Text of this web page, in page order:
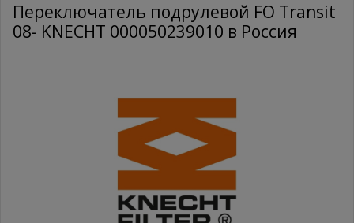
Переключатель подрулевой FO Transit
08- KNECHT 000050239010 в Россия